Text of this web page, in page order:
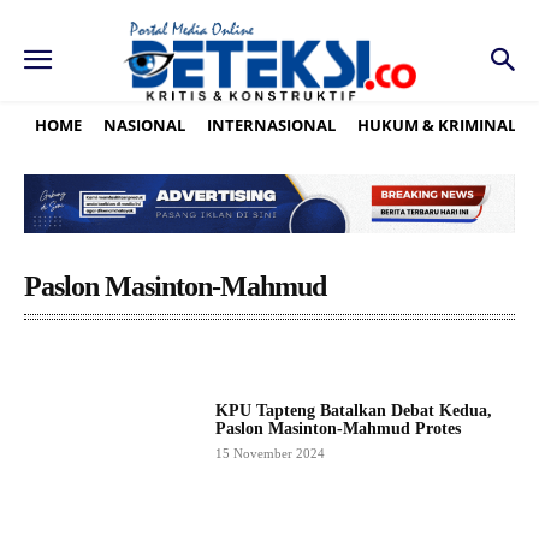
HOME NASIONAL INTERNASIONAL HUKUM & KRIMINAL
Paslon Masinton-Mahmud
KPU Tapteng Batalkan Debat Kedua,
Paslon Masinton-Mahmud Protes
15 November 2024